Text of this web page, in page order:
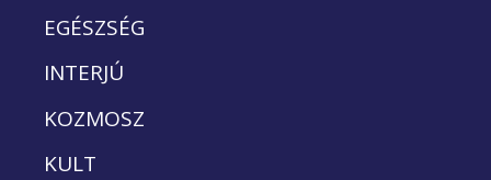
EGÉSZSÉG
INTERJÚ
KOZMOSZ
KULT